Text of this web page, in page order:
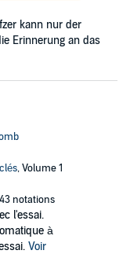
kann nur der
Erinnerung an das
, Volume 1
43 notations
l'essai.
à
Voir